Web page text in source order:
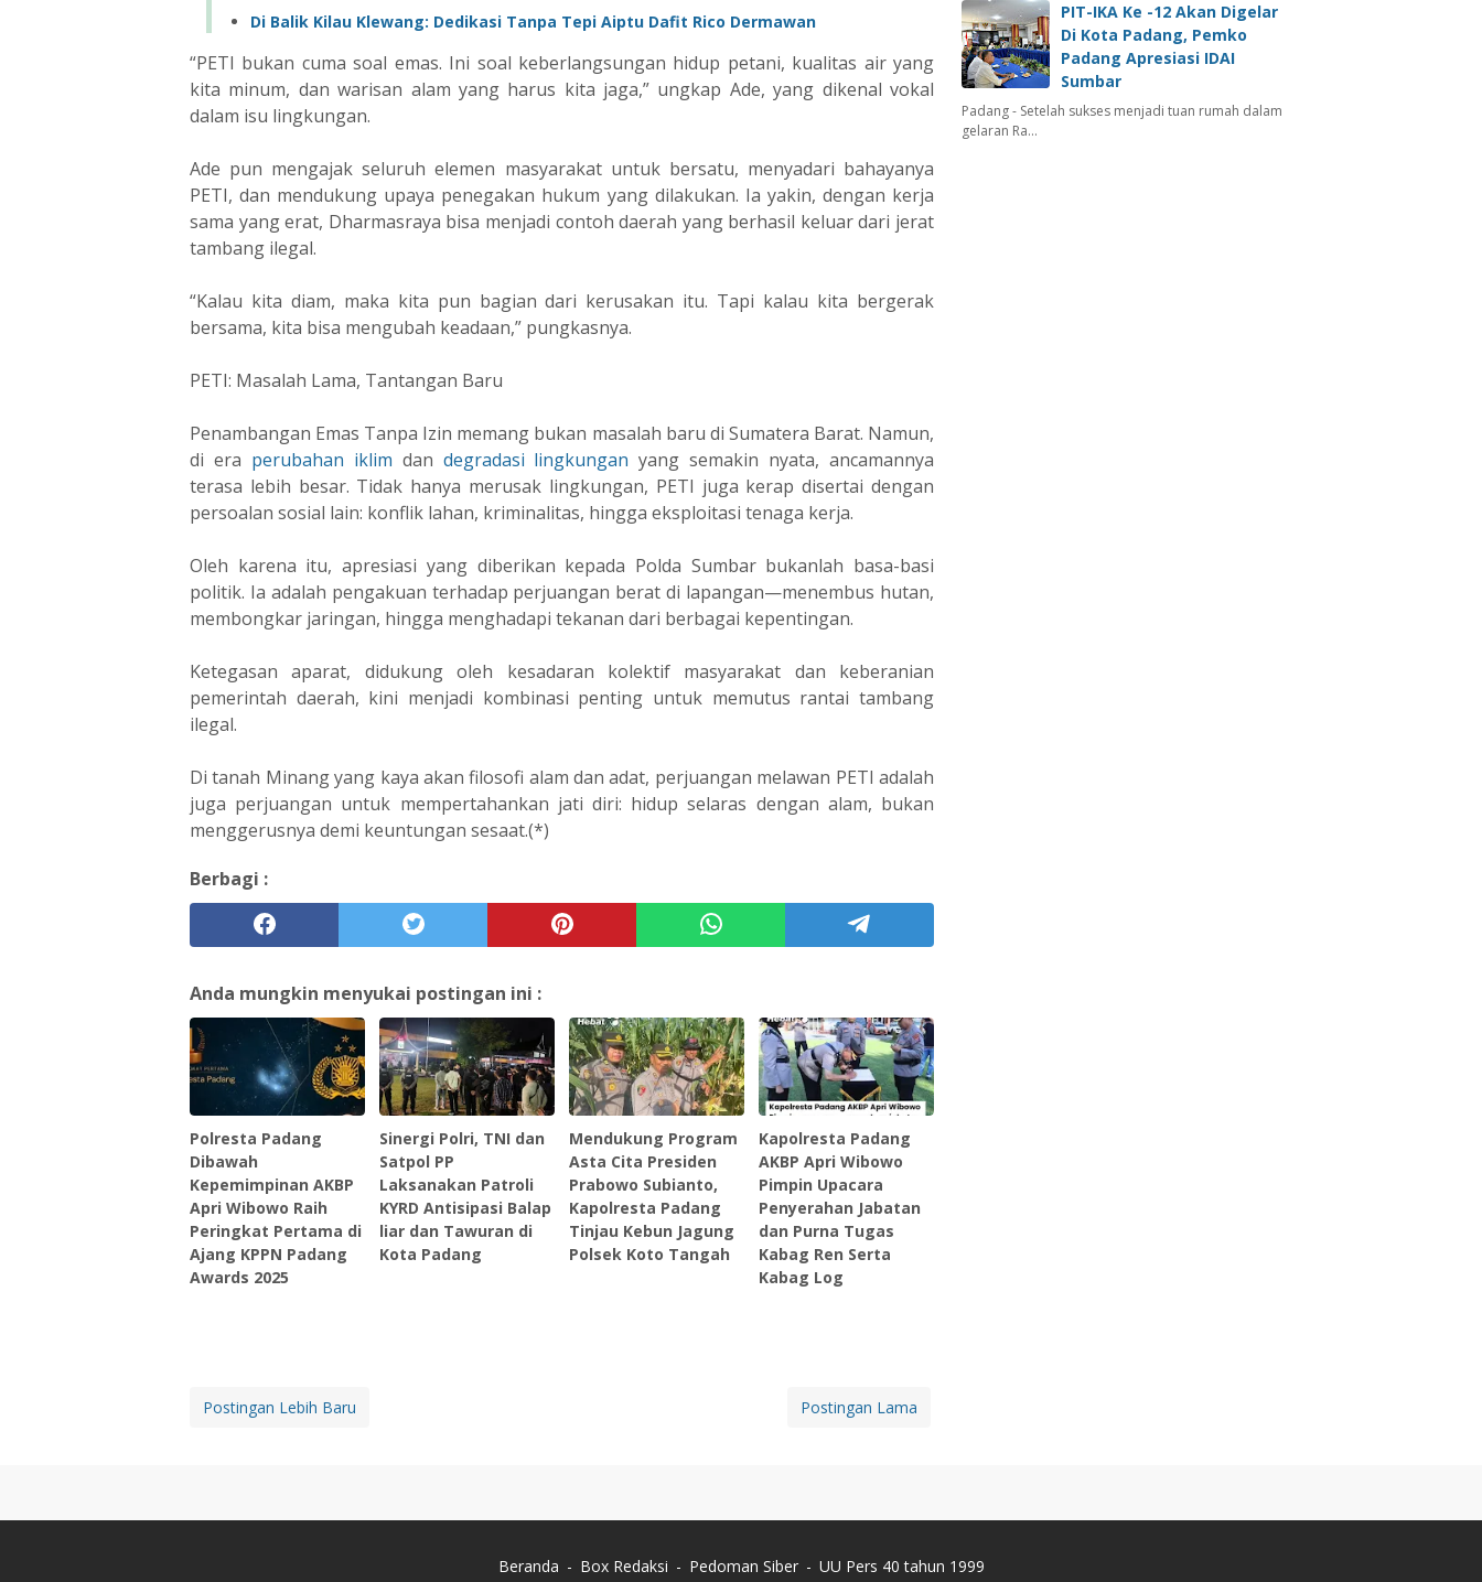
Di Balik Kilau Klewang: Dedikasi Tanpa Tepi Aiptu Dafit Rico Dermawan
“PETI bukan cuma soal emas. Ini soal keberlangsungan hidup petani, kualitas air yang
kita minum, dan warisan alam yang harus kita jaga,” ungkap Ade, yang dikenal vokal
dalam isu lingkungan.
Ade pun mengajak seluruh elemen masyarakat untuk bersatu, menyadari bahayanya
PETI, dan mendukung upaya penegakan hukum yang dilakukan. Ia yakin, dengan kerja
sama yang erat, Dharmasraya bisa menjadi contoh daerah yang berhasil keluar dari jerat
tambang ilegal.
“Kalau kita diam, maka kita pun bagian dari kerusakan itu. Tapi kalau kita bergerak
bersama, kita bisa mengubah keadaan,” pungkasnya.
PETI: Masalah Lama, Tantangan Baru
Penambangan Emas Tanpa Izin memang bukan masalah baru di Sumatera Barat. Namun,
di era perubahan iklim dan degradasi lingkungan yang semakin nyata, ancamannya
terasa lebih besar. Tidak hanya merusak lingkungan, PETI juga kerap disertai dengan
persoalan sosial lain: konflik lahan, kriminalitas, hingga eksploitasi tenaga kerja.
Oleh karena itu, apresiasi yang diberikan kepada Polda Sumbar bukanlah basa-basi
politik. Ia adalah pengakuan terhadap perjuangan berat di lapangan—menembus hutan,
membongkar jaringan, hingga menghadapi tekanan dari berbagai kepentingan.
Ketegasan aparat, didukung oleh kesadaran kolektif masyarakat dan keberanian
pemerintah daerah, kini menjadi kombinasi penting untuk memutus rantai tambang
ilegal.
Di tanah Minang yang kaya akan filosofi alam dan adat, perjuangan melawan PETI adalah
juga perjuangan untuk mempertahankan jati diri: hidup selaras dengan alam, bukan
menggerusnya demi keuntungan sesaat.(*)
Berbagi :
Anda mungkin menyukai postingan ini :
Polresta Padang
Dibawah
Kepemimpinan AKBP
Apri Wibowo Raih
Peringkat Pertama di
Ajang KPPN Padang
Awards 2025
Sinergi Polri, TNI dan
Satpol PP
Laksanakan Patroli
KYRD Antisipasi Balap
liar dan Tawuran di
Kota Padang
Mendukung Program
Asta Cita Presiden
Prabowo Subianto,
Kapolresta Padang
Tinjau Kebun Jagung
Polsek Koto Tangah
Kapolresta Padang
AKBP Apri Wibowo
Pimpin Upacara
Penyerahan Jabatan
dan Purna Tugas
Kabag Ren Serta
Kabag Log
Postingan Lebih Baru Postingan Lama
PIT-IKA Ke -12 Akan Digelar
Di Kota Padang, Pemko
Padang Apresiasi IDAI
Sumbar
Padang - Setelah sukses menjadi tuan rumah dalam
gelaran Ra…
Beranda Box Redaksi Pedoman Siber UU Pers 40 tahun 1999